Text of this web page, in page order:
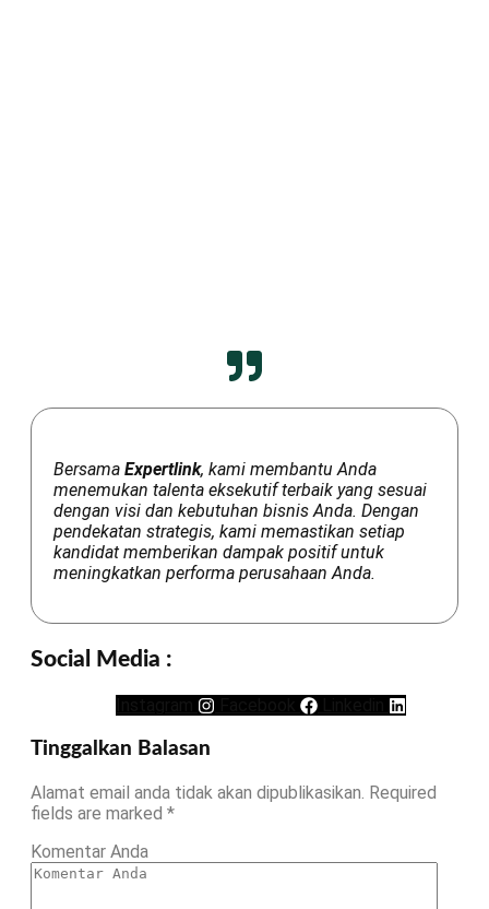
Bersama Expertlink, kami membantu Anda
menemukan talenta eksekutif terbaik yang sesuai
dengan visi dan kebutuhan bisnis Anda. Dengan
pendekatan strategis, kami memastikan setiap
kandidat memberikan dampak positif untuk
meningkatkan performa perusahaan Anda.
Social Media :
Tinggalkan Balasan
Alamat email anda tidak akan dipublikasikan. Required
fields are marked *
Komentar Anda